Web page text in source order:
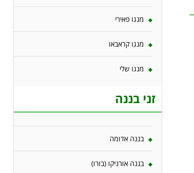
מנגו פאירי
מנגו קראבאו
מנגו שלי
זני בננה
בננה אדומה
בננה אורניקו (בורו)